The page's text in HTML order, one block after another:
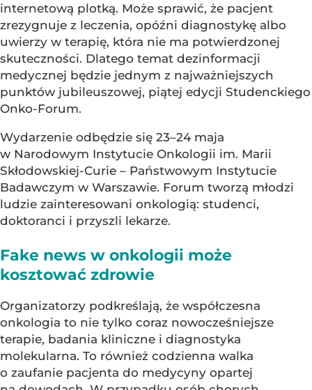
internetową plotką. Może sprawić, że pacjent
zrezygnuje z leczenia, opóźni diagnostykę albo
uwierzy w terapię, która nie ma potwierdzonej
skuteczności. Dlatego temat dezinformacji
medycznej będzie jednym z najważniejszych
punktów jubileuszowej, piątej edycji Studenckiego
Onko-Forum.
Wydarzenie odbędzie się 23–24 maja
w Narodowym Instytucie Onkologii im. Marii
Skłodowskiej-Curie – Państwowym Instytucie
Badawczym w Warszawie. Forum tworzą młodzi
ludzie zainteresowani onkologią: studenci,
doktoranci i przyszli lekarze.
Fake news w onkologii może
kosztować zdrowie
Organizatorzy podkreślają, że współczesna
onkologia to nie tylko coraz nowocześniejsze
terapie, badania kliniczne i diagnostyka
molekularna. To również codzienna walka
o zaufanie pacjenta do medycyny opartej